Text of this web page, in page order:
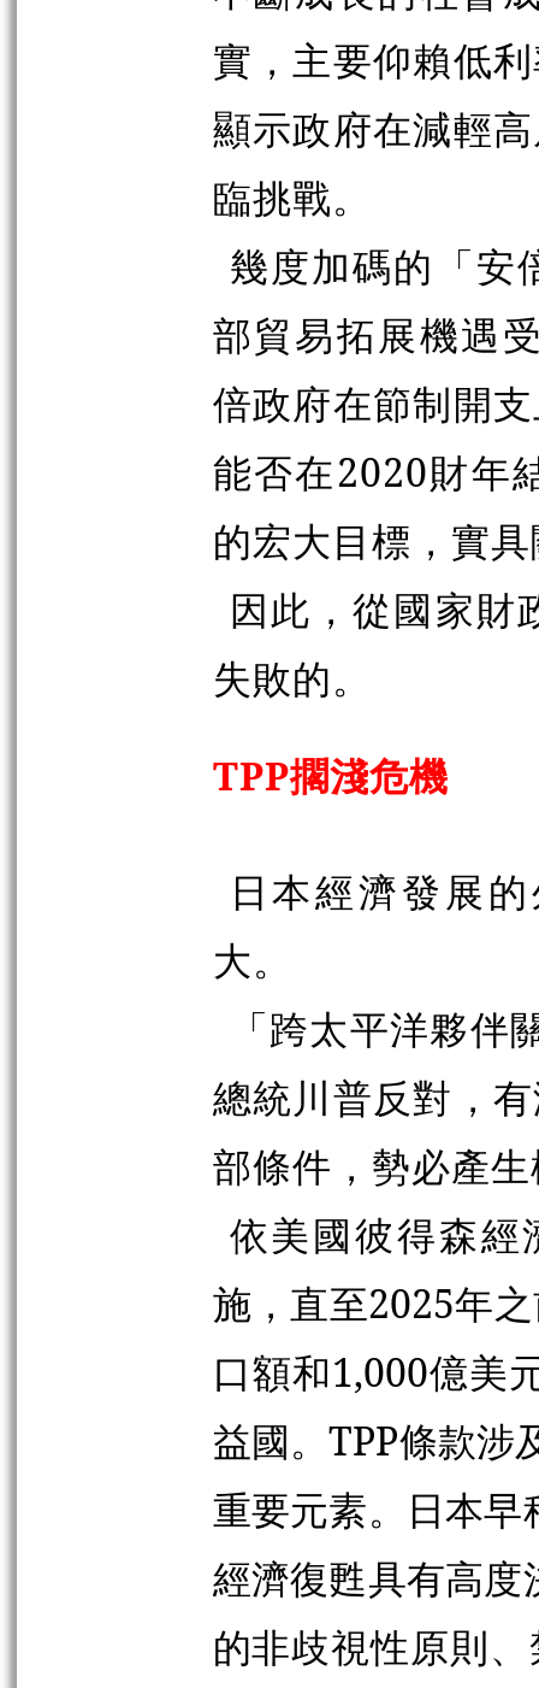
實，主要仰賴低
顯示政府在減輕
臨挑戰。
幾度加碼的「安
部貿易拓展機遇
倍政府在節制開
能否在2020財年
的宏大目標，實
因此，從國家財
失敗的。
TPP擱淺危機
日本經濟發展
大。
「跨太平洋夥
總統川普反對，
部條件，勢必產
依美國彼得森
施，直至2025年
口額和1,000億美
益國。TPP條款涉
重要元素。日本早
經濟復甦具有高度
的非歧視性原則